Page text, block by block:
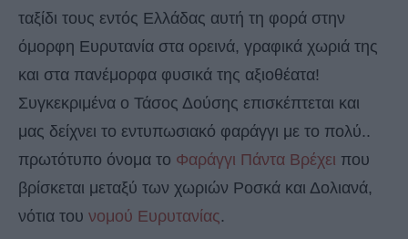
ταξίδι τους εντός Ελλάδας αυτή τη φορά στην
όμορφη Ευρυτανία στα ορεινά, γραφικά χωριά της
και στα πανέμορφα φυσικά της αξιοθέατα!
Συγκεκριμένα ο Τάσος Δούσης επισκέπτεται και
μας δείχνει το εντυπωσιακό φαράγγι με το πολύ..
πρωτότυπο όνομα το Φαράγγι Πάντα Βρέχει που
βρίσκεται μεταξύ των χωριών Ροσκά και Δολιανά,
νότια του νομού Ευρυτανίας.